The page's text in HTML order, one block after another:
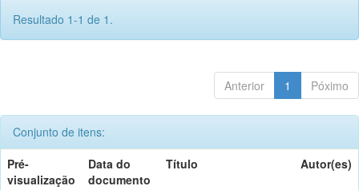
Resultado 1-1 de 1.
Anterior 1 Póximo
Conjunto de itens:
Pré-
visualização
Data do
documento
Título Autor(es)